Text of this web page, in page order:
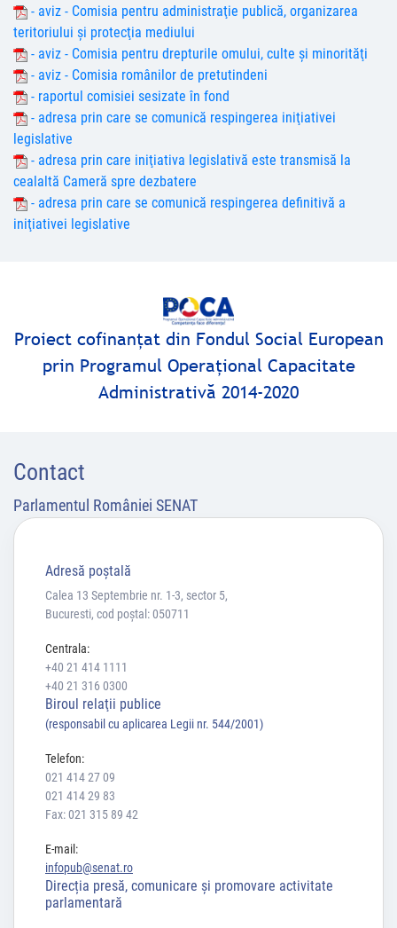
- aviz - Comisia pentru administraţie publică, organizarea
teritoriului şi protecţia mediului
- aviz - Comisia pentru drepturile omului, culte şi minorităţi
- aviz - Comisia românilor de pretutindeni
- raportul comisiei sesizate în fond
- adresa prin care se comunică respingerea iniţiativei
legislative
- adresa prin care iniţiativa legislativă este transmisă la
cealaltă Cameră spre dezbatere
- adresa prin care se comunică respingerea definitivă a
iniţiativei legislative
Proiect cofinanţat din Fondul Social European
prin Programul Operaţional Capacitate
Administrativă 2014-2020
Contact
Parlamentul României SENAT
Adresă poştală
Calea 13 Septembrie nr. 1-3, sector 5,
Bucuresti, cod poștal: 050711
Centrala:
+40 21 414 1111
+40 21 316 0300
Biroul relaţii publice
(responsabil cu aplicarea Legii nr. 544/2001)
Telefon:
021 414 27 09
021 414 29 83
Fax: 021 315 89 42
E-mail:
infopub@senat.ro
Direcția presă, comunicare și promovare activitate
parlamentară